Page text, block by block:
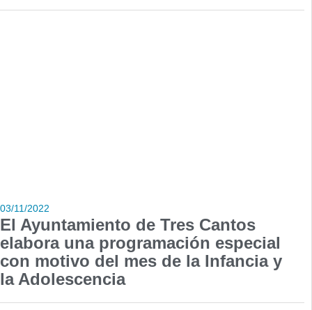
03/11/2022
El Ayuntamiento de Tres Cantos
elabora una programación especial
con motivo del mes de la Infancia y
la Adolescencia